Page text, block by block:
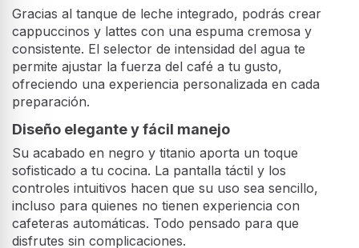
Gracias al tanque de leche integrado, podrás crear
cappuccinos y lattes con una espuma cremosa y
consistente. El selector de intensidad del agua te
permite ajustar la fuerza del café a tu gusto,
ofreciendo una experiencia personalizada en cada
preparación.
Diseño elegante y fácil manejo
Su acabado en negro y titanio aporta un toque
sofisticado a tu cocina. La pantalla táctil y los
controles intuitivos hacen que su uso sea sencillo,
incluso para quienes no tienen experiencia con
cafeteras automáticas. Todo pensado para que
disfrutes sin complicaciones.